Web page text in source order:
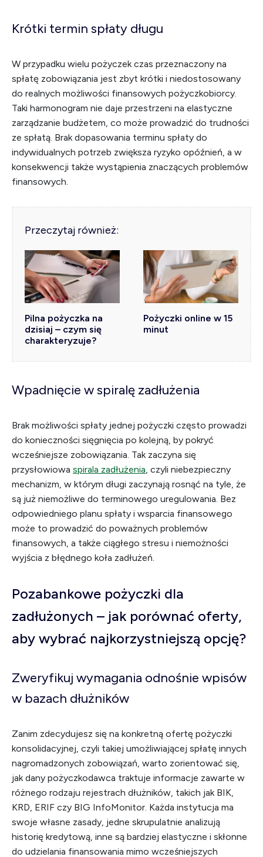
Krótki termin spłaty długu
W przypadku wielu pożyczek czas przeznaczony na
spłatę zobowiązania jest zbyt krótki i niedostosowany
do realnych możliwości finansowych pożyczkobiorcy.
Taki harmonogram nie daje przestrzeni na elastyczne
zarządzanie budżetem, co może prowadzić do trudności
ze spłatą. Brak dopasowania terminu spłaty do
indywidualnych potrzeb zwiększa ryzyko opóźnień, a w
konsekwencji także wystąpienia znaczących problemów
finansowych.
Przeczytaj również:
Pilna pożyczka na
dzisiaj – czym się
charakteryzuje?
Pożyczki online w 15
minut
Wpadnięcie w spiralę zadłużenia
Brak możliwości spłaty jednej pożyczki często prowadzi
do konieczności sięgnięcia po kolejną, by pokryć
wcześniejsze zobowiązania. Tak zaczyna się
przysłowiowa spirala zadłużenia, czyli niebezpieczny
mechanizm, w którym długi zaczynają rosnąć na tyle, że
są już niemożliwe do terminowego uregulowania. Bez
odpowiedniego planu spłaty i wsparcia finansowego
może to prowadzić do poważnych problemów
finansowych, a także ciągłego stresu i niemożności
wyjścia z błędnego koła zadłużeń.
Pozabankowe pożyczki dla
zadłużonych – jak porównać oferty,
aby wybrać najkorzystniejszą opcję?
Zweryfikuj wymagania odnośnie wpisów
w bazach dłużników
Zanim zdecydujesz się na konkretną ofertę pożyczki
konsolidacyjnej, czyli takiej umożliwiającej spłatę innych
nagromadzonych zobowiązań, warto zorientować się,
jak dany pożyczkodawca traktuje informacje zawarte w
różnego rodzaju rejestrach dłużników, takich jak BIK,
KRD, ERIF czy BIG InfoMonitor. Każda instytucja ma
swoje własne zasady, jedne skrupulatnie analizują
historię kredytową, inne są bardziej elastyczne i skłonne
do udzielania finansowania mimo wcześniejszych